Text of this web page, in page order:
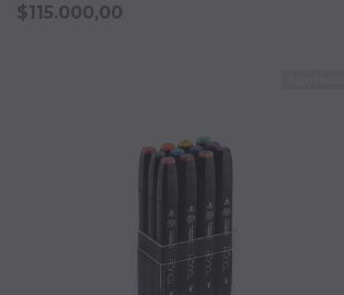
$115.000,00